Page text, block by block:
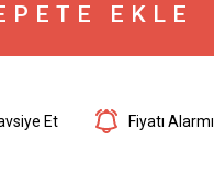
EKLE
Et Fiyatı Alarmı